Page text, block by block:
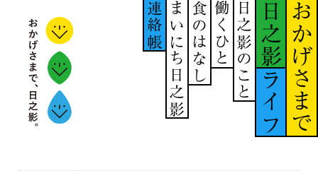
おかげさまで
日之影
ライフ
日之影のこと
働くひと
食のはなし
まいにち日之影
連絡帳